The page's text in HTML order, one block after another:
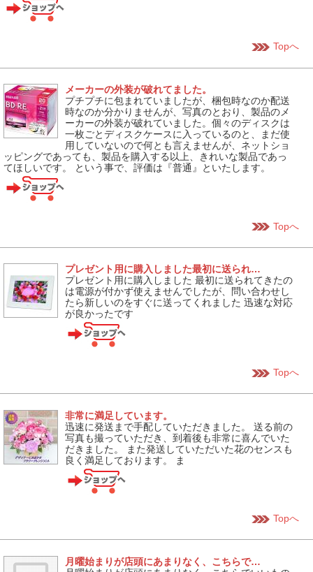
Topへ
メーカーの外装が破れてました。
プチプチに包まれていましたが、梱包時なのか配送
時なのか分かりませんが、写真のとおり、製品のメ
ーカーの外装が破れていました。個々のディスクは
一枚ごとディスクケースに入っているのと、まだ使
用していないので何とも言えませんが、ネットショ
ッピングであっても、製品を購入する以上、きれいな製品であっ
てほしいです。 という事で、評価は『普通』といたします。
Topへ
プレゼント用に購入しました最初に送られ…
プレゼント用に購入しました 最初に送られてきたの
は電源が付かず使えませんでしたが、問い合わせし
たら新しいのをすぐに送ってくれました 迅速な対応
が良かったです
Topへ
非常に満足しています。
迅速に発送まで手配していただきました。 送る前の
写真も撮っていただき、到着後も非常に喜んでいた
だきました。 また発送していただいた花のセンスも
良く満足しております。 ま
Topへ
月曜始まりが店頭にあまりなく、こちらで…